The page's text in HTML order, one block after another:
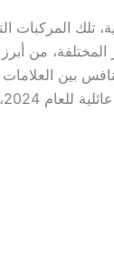
تلك المركبات
المختلفة، من
التنافس بين
خيارات متعددة تتناسب مع احتياجاتها الخاصة.